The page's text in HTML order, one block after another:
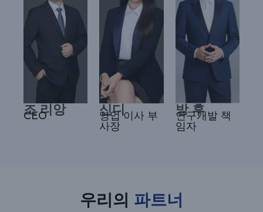
조 리앙
CEO 신디
영업 이사 부
사장
방 후
연구개발 책
임자
우리의 파트너